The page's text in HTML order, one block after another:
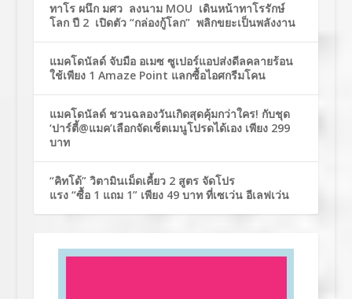
ทาโร ผนึก มศว ลงนาม MOU เดินหน้าทาโรรักษ์
โลก ปี 2 เปิดตัว “กล่องกู้โลก” พลิกขยะเป็นพลังงาน
แมคโดนัลด์ จับมือ อเมซ ซูเปอร์แอปส่งดีลคลายร้อน
ใช้เพียง 1 Amaze Point แลกซื้อไอศกรีมโคน
แมคโดนัลด์ ชวนฉลองวันเกิดสุดคุ้มกว่าใคร! กับชุด
‘ปาร์ตี้@แมค’เลือกจัดเซ็ตเมนูโปรดได้เอง เพียง 299
บาท
“คิทโด้” วิตามินเม็ดเคี้ยว 2 สูตร จัดโปร
แรง “ซื้อ 1 แถม 1” เพียง 49 บาท ที่เซเว่น อีเลฟเว่น